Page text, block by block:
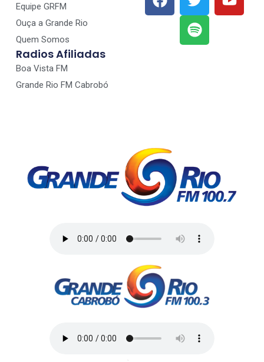
Equipe GRFM
Ouça a Grande Rio
Quem Somos
Radios Afiliadas
Boa Vista FM
Grande Rio FM Cabrobó